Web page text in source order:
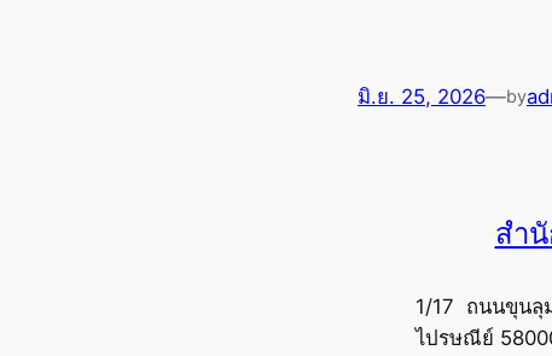
มิ.ย. 25, 2026—by
สำ
1/17 ถนนขุนลุ
ไปรษณีย์